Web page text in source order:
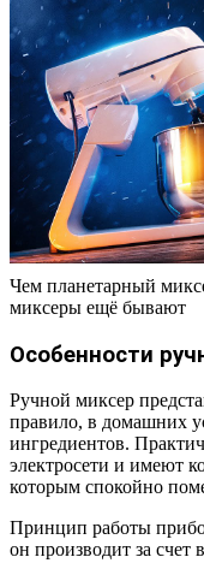
Чем планетарный
миксеры ещё бывают
Особенности
Ручной миксер
правило, в домашних
ингредиентов.
электросети и имеют
которым спокойно
Принцип работы
он производит за счет